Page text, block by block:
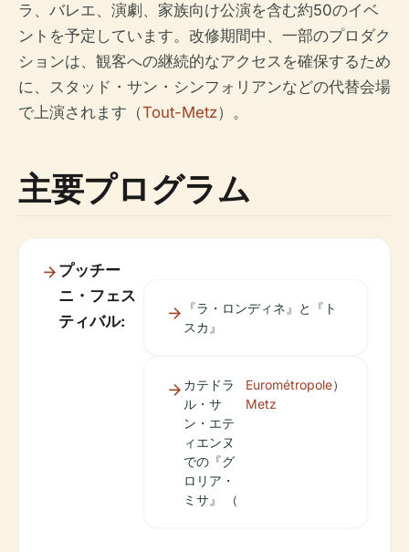
ラ、バレエ、演劇、家族向け公演を含む約50のイベ
ントを予定しています。改修期間中、一部のプロダク
ションは、観客への継続的なアクセスを確保するため
に、スタッド・サン・シンフォリアンなどの代替会場
で上演されます（Tout-Metz）。
主要プログラム
プッチー
ニ・フェス
ティバル:
『ラ・ロンディネ』と『ト
スカ』
カテドラ
ル・サ
ン・エテ
ィエンヌ
での『グ
ロリア・
ミサ』 （
Eurométropole
Metz
）